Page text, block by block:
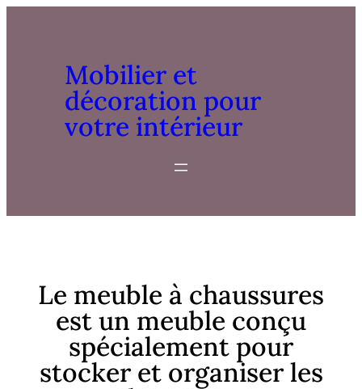
Mobilier et
décoration pour
votre intérieur
Le meuble à chaussures
est un meuble conçu
spécialement pour
stocker et organiser les